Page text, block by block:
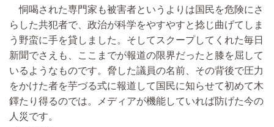
恫喝された専門家も被害者というよりは国民を危険にさ
らした共犯者で、政治が科学をやすやすと捻じ曲げてしま
う野蛮に手を貸しました。そしてスクープしてくれた毎日
新聞でさえも、ここまでが報道の限界だったと膝を屈して
いるようなものです。脅した議員の名前、その背後で圧力
をかけた者を芋づる式に報道して国民に知らせて初めて木
鐸たり得るのでは。メディアが機能していれば防げた今の
人災です。